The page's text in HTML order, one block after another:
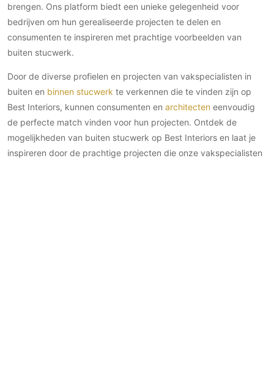
brengen. Ons platform biedt een unieke gelegenheid voor
bedrijven om hun gerealiseerde projecten te delen en
consumenten te inspireren met prachtige voorbeelden van
buiten stucwerk.
Door de diverse profielen en projecten van vakspecialisten in
buiten en binnen stucwerk te verkennen die te vinden zijn op
Best Interiors, kunnen consumenten en architecten eenvoudig
de perfecte match vinden voor hun projecten. Ontdek de
mogelijkheden van buiten stucwerk op Best Interiors en laat je
inspireren door de prachtige projecten die onze vakspecialisten